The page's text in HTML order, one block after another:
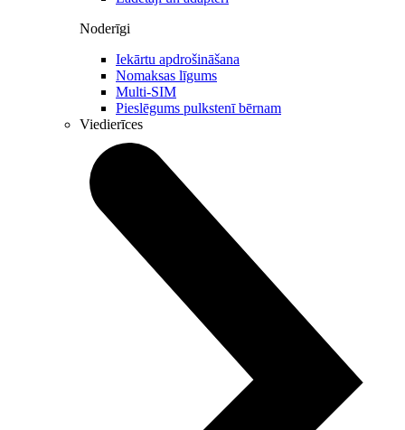
Noderīgi
Iekārtu apdrošināšana
Nomaksas līgums
Multi-SIM
Pieslēgums pulkstenī bērnam
Viedierīces